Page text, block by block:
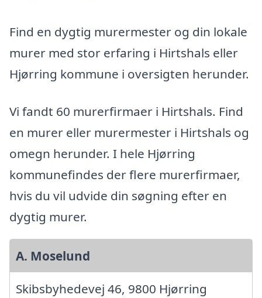
Find en dygtig murermester og din lokale
murer med stor erfaring i Hirtshals eller
Hjørring kommune i oversigten herunder.
Vi fandt 60 murerfirmaer i Hirtshals. Find
en murer eller murermester i Hirtshals og
omegn herunder. I hele Hjørring
kommunefindes der flere murerfirmaer,
hvis du vil udvide din søgning efter en
dygtig murer.
A. Moselund
Skibsbyhedevej 46, 9800 Hjørring